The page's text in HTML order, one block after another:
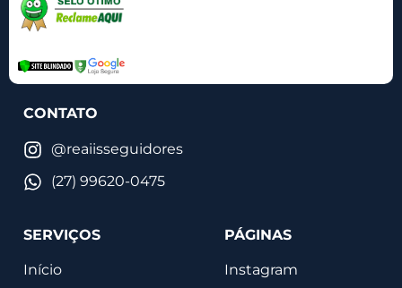
CONTATO
@reaiisseguidores
(27) 99620-0475
SERVIÇOS
Início
PÁGINAS
Instagram